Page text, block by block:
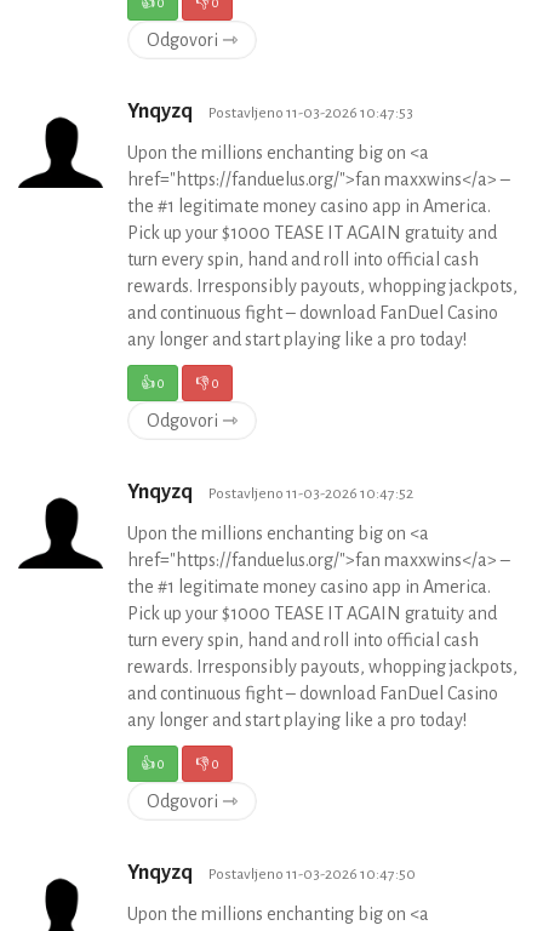
Odgovori ⇾
Ynqyzq Postavljeno 11-03-2026 10:47:53
Upon the millions enchanting big on <a
href="https://fanduelus.org/">fan maxxwins</a> –
the #1 legitimate money casino app in America.
Pick up your $1000 TEASE IT AGAIN gratuity and
turn every spin, hand and roll into official cash
rewards. Irresponsibly payouts, whopping jackpots,
and continuous fight – download FanDuel Casino
any longer and start playing like a pro today!
👍0 👎0
Odgovori ⇾
Ynqyzq Postavljeno 11-03-2026 10:47:52
Upon the millions enchanting big on <a
href="https://fanduelus.org/">fan maxxwins</a> –
the #1 legitimate money casino app in America.
Pick up your $1000 TEASE IT AGAIN gratuity and
turn every spin, hand and roll into official cash
rewards. Irresponsibly payouts, whopping jackpots,
and continuous fight – download FanDuel Casino
any longer and start playing like a pro today!
👍0 👎0
Odgovori ⇾
Ynqyzq Postavljeno 11-03-2026 10:47:50
Upon the millions enchanting big on <a